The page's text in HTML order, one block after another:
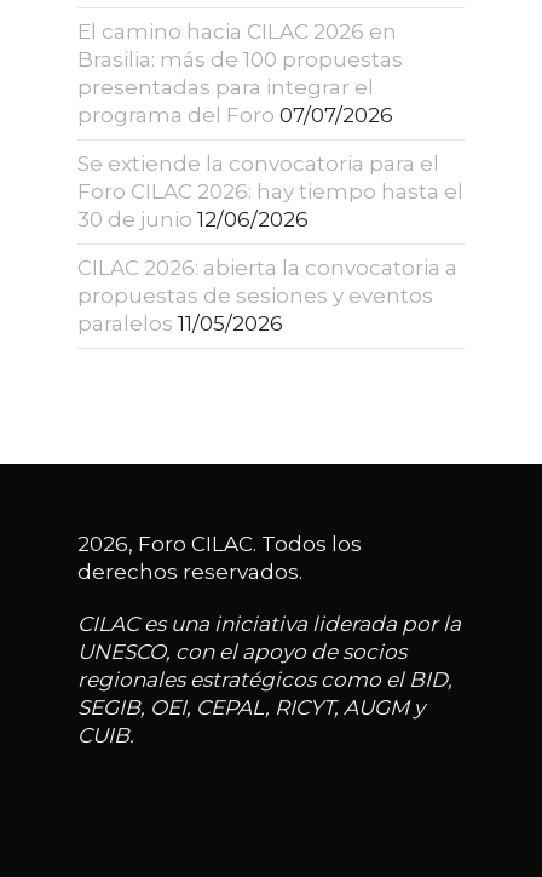
El camino hacia CILAC 2026 en
Brasilia: más de 100 propuestas
presentadas para integrar el
programa del Foro 07/07/2026
Se extiende la convocatoria para el
Foro CILAC 2026: hay tiempo hasta el
30 de junio 12/06/2026
CILAC 2026: abierta la convocatoria a
propuestas de sesiones y eventos
paralelos 11/05/2026
2026, Foro CILAC. Todos los
derechos reservados.
CILAC es una iniciativa liderada por la
UNESCO, con el apoyo de socios
regionales estratégicos como el BID,
SEGIB, OEI, CEPAL, RICYT, AUGM y
CUIB.